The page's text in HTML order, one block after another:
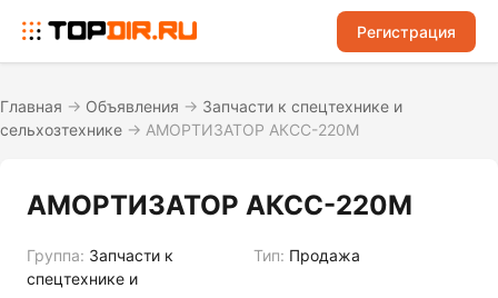
Регистрация
Главная → Объявления → Запчасти к спецтехнике и
сельхозтехнике → АМОРТИЗАТОР АКСС-220М
АМОРТИЗАТОР АКСС-220М
Группа: Запчасти к
спецтехнике и
Тип: Продажа